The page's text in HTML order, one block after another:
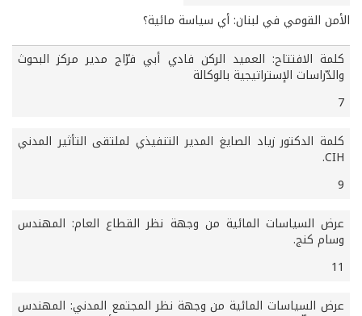
الأمن القومي في لبنان: أي سياسة مائية؟
كلمة الافتتاح: العميد الركن فادي أبي فرّاج مدير مركز البحوث
والدّراسات الإستراتيجية بالوكالة
7
كلمة الدكتور زياد الصايغ المدير التنفيذي لملتقى التأثير المدني
CIH.
9
عرض السياسات المائية من وجهة نظر القطاع العام: المهندس
وسام كنج.
11
عرض السياسات المائية من وجهة نظر المجتمع المدني: المهندس